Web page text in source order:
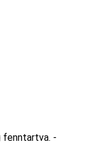
fenntartva. -